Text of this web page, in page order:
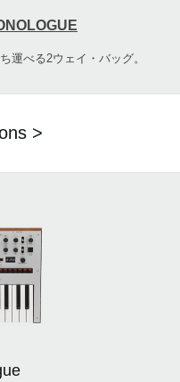
運べる2ウェイ・バッグ。
>